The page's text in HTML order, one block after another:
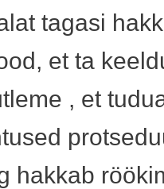
tagasi
et ta
, et
hakkab